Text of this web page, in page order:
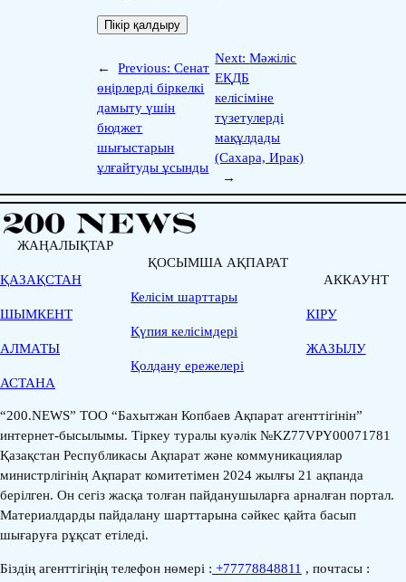
← Previous:Сенат
өңірлерді біркелкі
дамыту үшін
бюджет
шығыстарын
ұлғайтуды ұсынды
Next:Мәжіліс
ЕҚДБ
келісіміне
түзетулерді
мақұлдады
(Сахара, Ирак)
→
ЖАҢАЛЫҚТАР
ҚАЗАҚСТАН
ШЫМКЕНТ
АЛМАТЫ
АСТАНА
ҚОСЫМША АҚПАРАТ
Келісім шарттары
Қүпия келісімдері
Қолдану ережелері
АККАУНТ
КІРУ
ЖАЗЫЛУ
“200.NEWS” ТОО “Бахытжан Копбаев Ақпарат агенттігінін”
интернет-бысылымы. Тіркеу туралы куәлік №KZ77VPY00071781
Қазақстан Республикасы Ақпарат және коммуникациялар
министрлігінің Ақпарат комитетімен 2024 жылғы 21 ақпанда
берілген. Он сегіз жасқа толған пайданушыларға арналған портал.
Материалдарды пайдалану шарттарына сәйкес қайта басып
шығаруға рұқсат етіледі.
Біздің агенттігіңің телефон нөмері : +77778848811 , почтасы :